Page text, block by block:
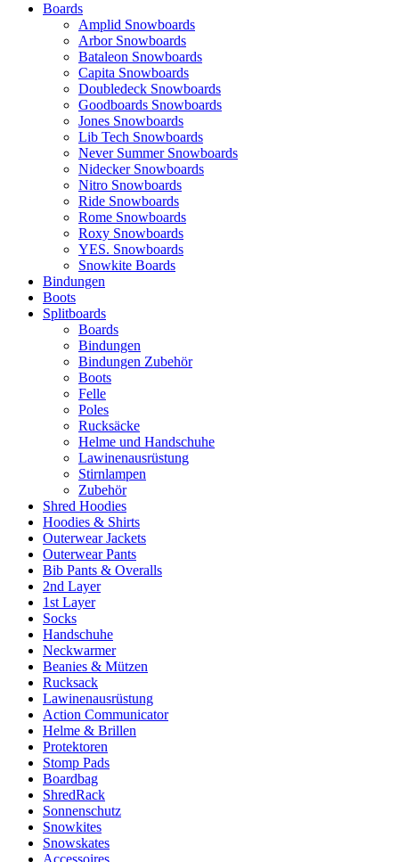
Boards
Amplid Snowboards
Arbor Snowboards
Bataleon Snowboards
Capita Snowboards
Doubledeck Snowboards
Goodboards Snowboards
Jones Snowboards
Lib Tech Snowboards
Never Summer Snowboards
Nidecker Snowboards
Nitro Snowboards
Ride Snowboards
Rome Snowboards
Roxy Snowboards
YES. Snowboards
Snowkite Boards
Bindungen
Boots
Splitboards
Boards
Bindungen
Bindungen Zubehör
Boots
Felle
Poles
Rucksäcke
Helme und Handschuhe
Lawinenausrüstung
Stirnlampen
Zubehör
Shred Hoodies
Hoodies & Shirts
Outerwear Jackets
Outerwear Pants
Bib Pants & Overalls
2nd Layer
1st Layer
Socks
Handschuhe
Neckwarmer
Beanies & Mützen
Rucksack
Lawinenausrüstung
Action Communicator
Helme & Brillen
Protektoren
Stomp Pads
Boardbag
ShredRack
Sonnenschutz
Snowkites
Snowskates
Accessoires